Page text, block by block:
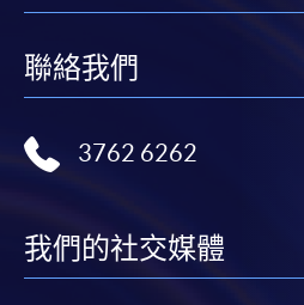
聯絡我們
3762 6262
我們的社交媒體